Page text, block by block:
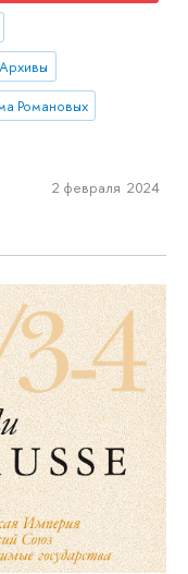
Архивы
Романовых
2 февраля 2024